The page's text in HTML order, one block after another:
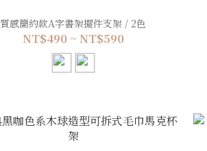
質感簡約款A字書架擺件支架 / 2色
NT$490 ~ NT$590